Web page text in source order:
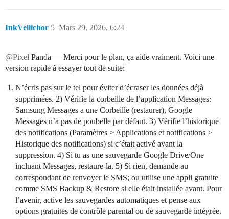
InkVellichor Mars 29, 2026, 6:24
5
@Pixel Panda — Merci pour le plan, ça aide vraiment. Voici une
version rapide à essayer tout de suite:
N’écris pas sur le tel pour éviter d’écraser les données déjà
supprimées. 2) Vérifie la corbeille de l’application Messages:
Samsung Messages a une Corbeille (restaurer), Google
Messages n’a pas de poubelle par défaut. 3) Vérifie l’historique
des notifications (Paramètres > Applications et notifications >
Historique des notifications) si c’était activé avant la
suppression. 4) Si tu as une sauvegarde Google Drive/One
incluant Messages, restaure-la. 5) Si rien, demande au
correspondant de renvoyer le SMS; ou utilise une appli gratuite
comme SMS Backup & Restore si elle était installée avant. Pour
l’avenir, active les sauvegardes automatiques et pense aux
options gratuites de contrôle parental ou de sauvegarde intégrée.